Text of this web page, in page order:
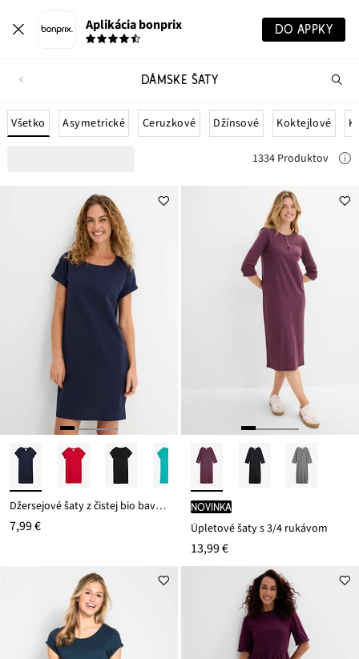
Aplikácia bonprix DO APPKY
DÁMSKE ŠATY
Všetko Asymetrické Ceruzkové Džínsové Koktejlové
1334 Produktov
Džersejové šaty z čistej bio bavlny
7,99 €
novinka
Úpletové šaty s 3/4 rukávom
13,99 €